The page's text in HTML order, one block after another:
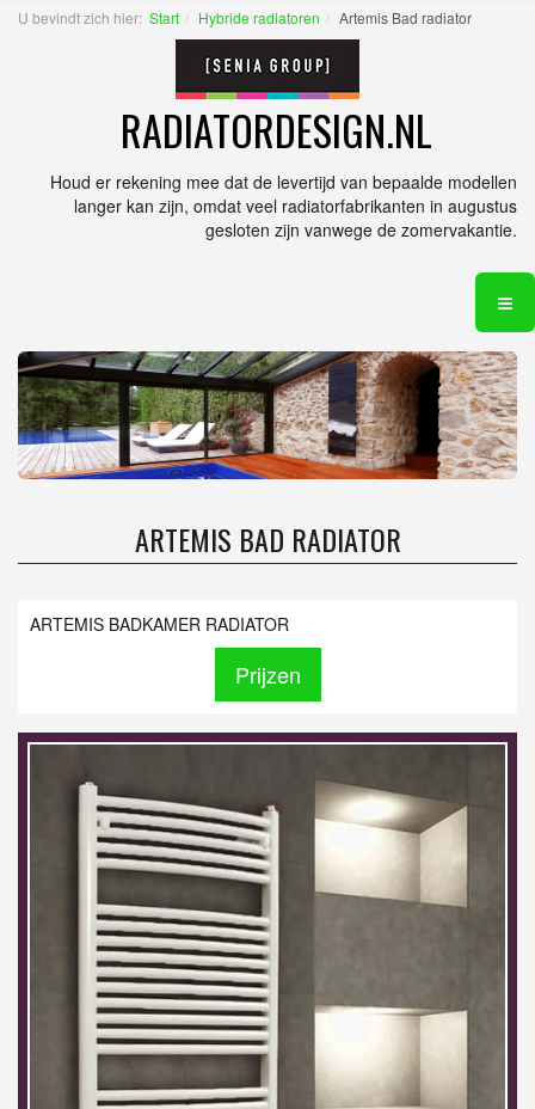
U bevindt zich hier: Start Hybride radiatoren Artemis Bad radiator
RADIATORDESIGN.NL
Houd er rekening mee dat de levertijd van bepaalde modellen
langer kan zijn, omdat veel radiatorfabrikanten in augustus
gesloten zijn vanwege de zomervakantie.
ARTEMIS BAD RADIATOR
ARTEMIS BADKAMER RADIATOR
Prijzen